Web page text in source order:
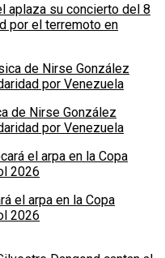
aplaza su concierto del 8
por el terremoto en
de Nirse González
por Venezuela
el arpa en la Copa
2026